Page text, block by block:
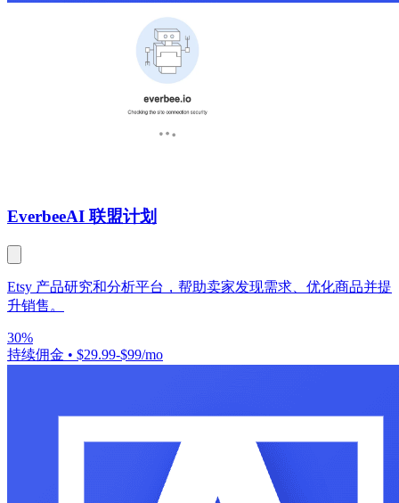
EverbeeAI 联盟计划
Etsy 产品研究和分析平台，帮助卖家发现需求、优化商品并提
升销售。
30%
持续佣金 • $29.99-$99/mo